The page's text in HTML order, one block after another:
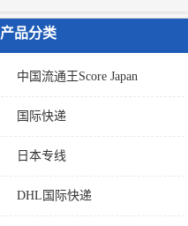
产品分类
中国流通王Score Japan
国际快递
日本专线
DHL国际快递